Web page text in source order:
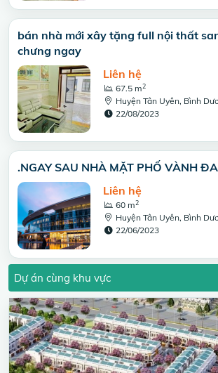
bán nhà mới xây tặng full nội thất
chưng ngay
Liên hệ
67.5 m2
Huyện Tân Uyên, Bình
22/08/2023
.NGAY SAU NHÀ MẶT PHỐ VÀNH
Liên hệ
60 m2
Huyện Tân Uyên, Bình
22/06/2023
Dự án cùng khu vực